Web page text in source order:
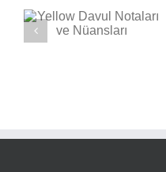
Seven Nation Army